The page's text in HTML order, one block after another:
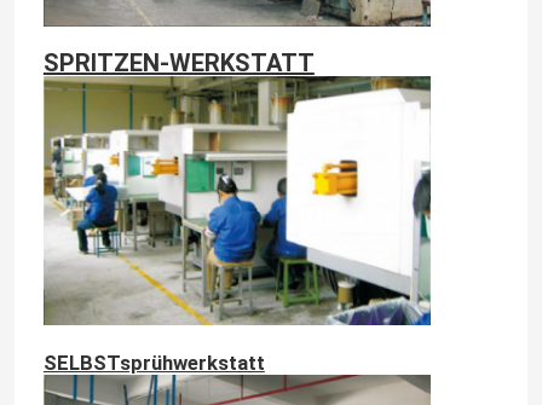
SPRITZEN-WERKSTATT
SELBSTsprühwerkstatt